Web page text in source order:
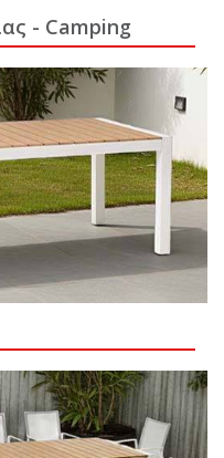
- Camping